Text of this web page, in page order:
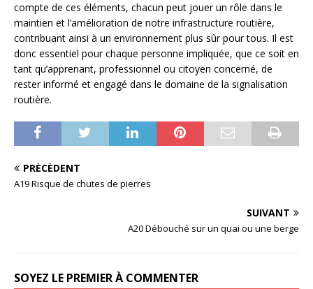
compte de ces éléments, chacun peut jouer un rôle dans le
maintien et l’amélioration de notre infrastructure routière,
contribuant ainsi à un environnement plus sûr pour tous. Il est
donc essentiel pour chaque personne impliquée, que ce soit en
tant qu’apprenant, professionnel ou citoyen concerné, de
rester informé et engagé dans le domaine de la signalisation
routière.
PRÉCÉDENT
A19 Risque de chutes de pierres
SUIVANT
A20 Débouché sur un quai ou une berge
SOYEZ LE PREMIER À COMMENTER